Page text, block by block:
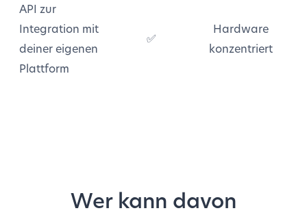
API zur
Integration mit
deiner eigenen
Plattform
✅
Hardware
konzentriert
Wer kann davon